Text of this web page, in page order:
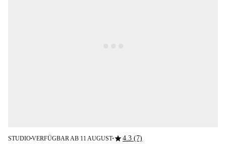
STUDIO■VERFÜGBAR AB 11 AUGUST■star4.3 (7)